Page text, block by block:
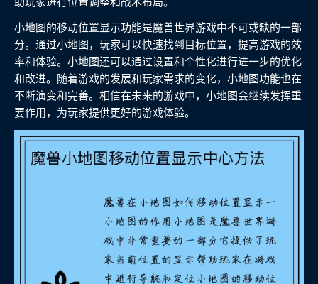
小地图的移动位置显示功能是魔兽世界游戏中不可或缺的一部
分。通过小地图，玩家可以快速找到目标位置，提高游戏的效
率和体验。小地图还可以通过设置和个性化进行进一步的优化
和改进。随着游戏的发展和玩家需求的变化，小地图功能也在
不断演变和完善。相信在未来的游戏中，小地图会继续发挥重
要作用，为玩家提供更好的游戏体验。